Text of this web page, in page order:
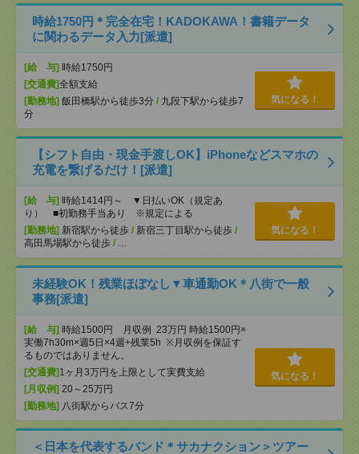
時給1750円＊完全在宅！KADOKAWA！書籍データ
に関わるデータ入力[派遣]
[給 与] 時給1750円
[交通費]全額支給
[勤務地] 飯田橋駅から徒歩3分 / 九段下駅から徒歩7
分
気になる！
【シフト自由・現金手渡しOK】iPhoneなどスマホの
充電を繋げるだけ！[派遣]
[給 与] 時給1414円～ ▼日払いOK（規定あ
り） ■初勤務手当あり ※規定による
[勤務地] 新宿駅から徒歩 / 新宿三丁目駅から徒歩 /
高田馬場駅から徒歩 / …
気になる！
未経験OK！残業ほぼなし▼車通勤OK＊八街で一般
事務[派遣]
[給 与] 時給1500円 月収例 23万円 時給1500円×
実働7h30m×週5日×4週+残業5h ※月収例を保証す
るものではありません。
[交通費] 1ヶ月3万円を上限として実費支給
[月収例] 20～25万円
[勤務地] 八街駅からバス7分
気になる！
＜日本を代表するバンド＊サカナクション＞ツアー